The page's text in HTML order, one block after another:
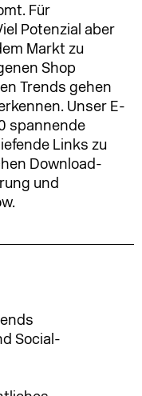
Für
Potenzial aber
Markt zu
Shop
Trends gehen
Unser E-
spannende
Links zu
Download-
und
Social-